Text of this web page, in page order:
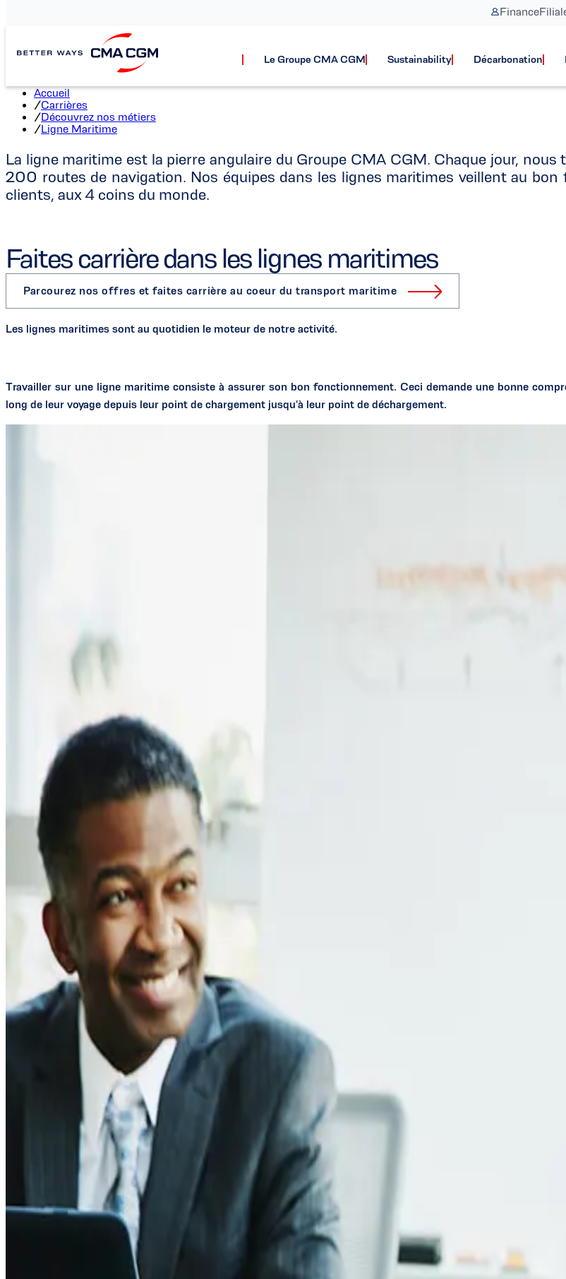
Finance
Le Groupe CMA CGM Sustainability Décarbonation
Carrières dans les
Accueil
/Carrières
/Découvrez nos métiers
/Ligne Maritime
La ligne maritime est la pierre angulaire du Groupe CMA CGM. Chaque jour,
200 routes de navigation. Nos équipes dans les lignes maritimes veillent au
clients, aux 4 coins du monde.
Faites carrière dans les lignes maritimes
Parcourez nos offres et faites carrière au coeur du transport maritime
Les lignes maritimes sont au quotidien le moteur de notre activité.
Travailler sur une ligne maritime consiste à assurer son bon fonctionnement. Ceci demande une bonne
long de leur voyage depuis leur point de chargement jusqu'à leur point de déchargement.